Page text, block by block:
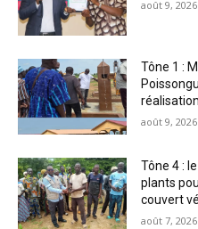
août 9, 2026
Tône 1 :
août 9, 2026
Tône 4 :
plants
couvert
août 7, 2026